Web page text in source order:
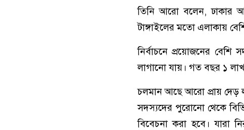
তিনি আরো বলেন, ঢাকার
টাঙ্গাইলের মতো এলাকায়
নির্বাচনে প্রয়োজনের বেশি
লাগানো যায়। গত বছর ১ লাখ
চলমান আছে আরো প্রায় দেড়
সদস্যদের পুরোনো থেকে
বিবেচনা করা হবে। যারা